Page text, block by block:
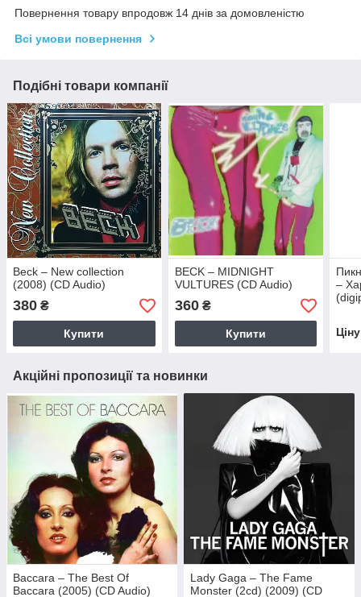
Повернення товару впродовж 14 днів за домовленістю
Всі умови повернення
Подібні товари компанії
Beck – New collection
(2008) (CD Audio)
380 ₴
Купити
BECK – MIDNIGHT
VULTURES (CD Audio)
360₴
Купити
–
Акційні пропозиції та новинки
Baccara – The Best Of
Baccara (2005) (CD Audio)
Lady Gaga – The Fame
Monster (2cd) (2009) (CD